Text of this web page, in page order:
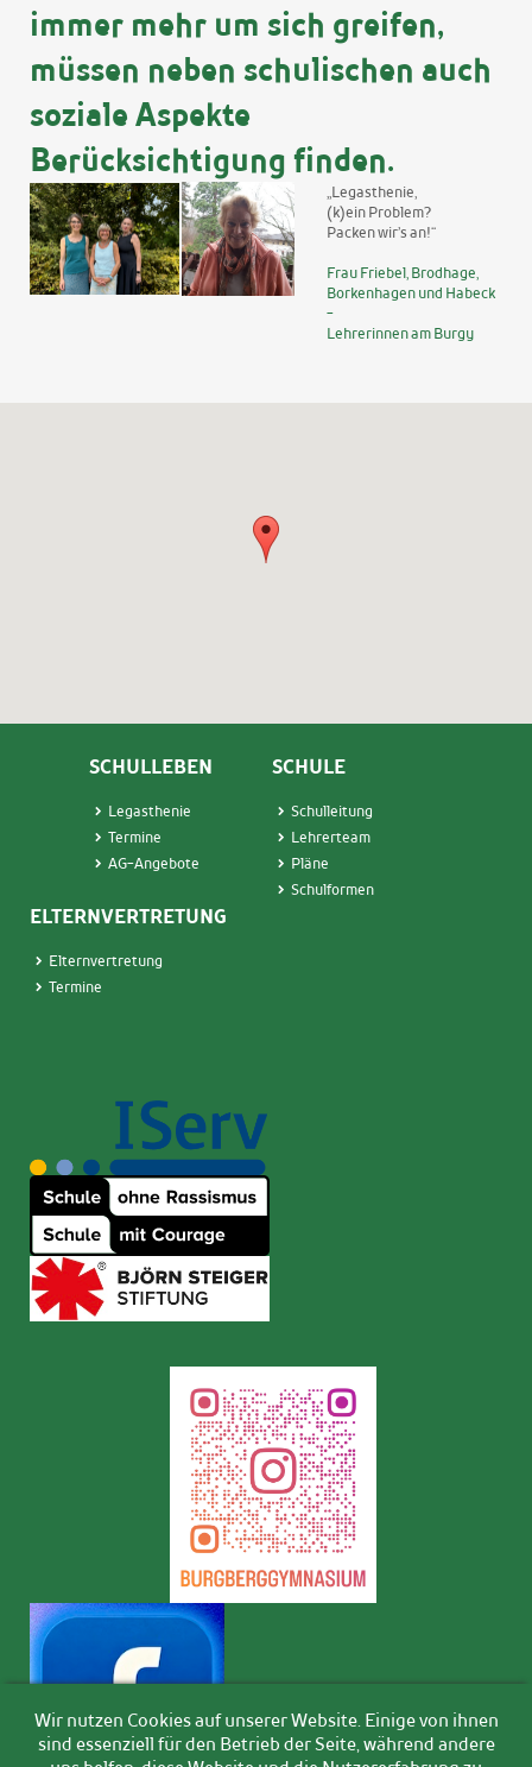
immer mehr um sich greifen,
müssen neben schulischen auch
soziale Aspekte
Berücksichtigung finden.
„Legasthenie,
(k)ein Problem?
Packen wir’s an!“
Frau Friebel, Brodhage,
Borkenhagen und Habeck
-
Lehrerinnen am Burgy
SCHULLEBEN
Legasthenie
Termine
AG-Angebote
SCHULE
Schulleitung
Lehrerteam
Pläne
Schulformen
ELTERNVERTRETUNG
Elternvertretung
Termine
Wir nutzen Cookies auf unserer Website. Einige von ihnen
sind essenziell für den Betrieb der Seite, während andere